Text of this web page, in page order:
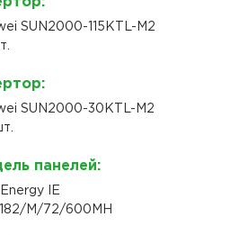
SUN2000-115KTL-M2
SUN2000-30KTL-M2
панелей:
IE
M/72/600MH